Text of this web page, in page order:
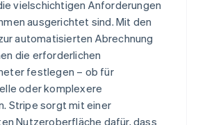
vielschichtigen Anforderungen
ausgerichtet sind. Mit den
automatisierten Abrechnung
die erforderlichen
festlegen – ob für
oder komplexere
Stripe sorgt mit einer
Nutzeroberfläche dafür, dass